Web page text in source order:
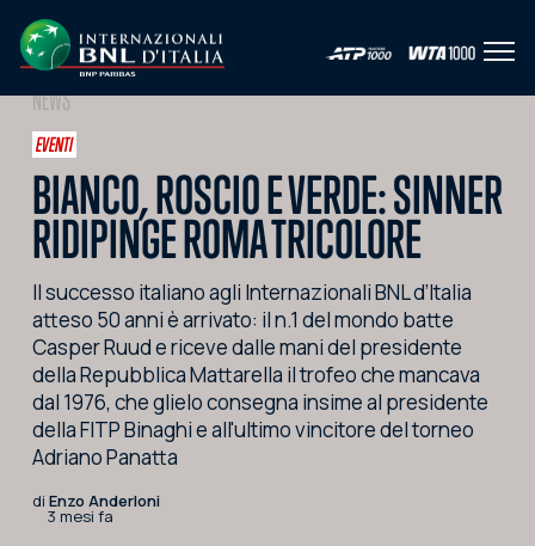
Apri
NEWS
EVENTI
BIANCO, ROSCIO E VERDE: SINNER
RIDIPINGE ROMA TRICOLORE
Il successo italiano agli Internazionali BNL d’Italia
atteso 50 anni è arrivato: il n.1 del mondo batte
Casper Ruud e riceve dalle mani del presidente
della Repubblica Mattarella il trofeo che mancava
dal 1976, che glielo consegna insime al presidente
della FITP Binaghi e all'ultimo vincitore del torneo
Adriano Panatta
di Enzo Anderloni
3 mesi fa
IT EN
L'EVENTO
NEWS
VIDEO
FOTO
SOCIAL
CORPORATE HOSPITALITY
PARTNERS